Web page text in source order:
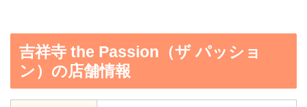
吉祥寺 the Passion（ザ パッショ
ン）の店舗情報